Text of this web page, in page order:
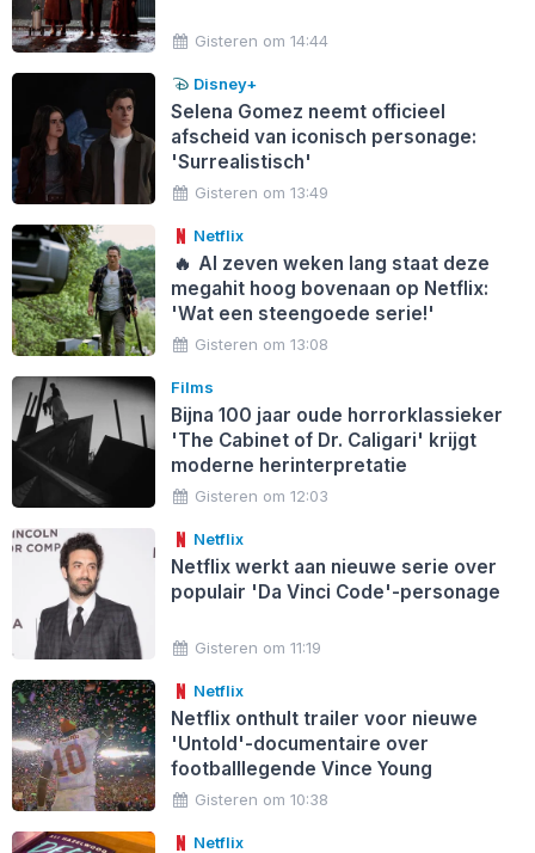
Gisteren om 14:44
Disney+
Selena Gomez neemt officieel
afscheid van iconisch personage:
'Surrealistisch'
Gisteren om 13:49
Netflix
🔥 Al zeven weken lang staat deze
megahit hoog bovenaan op Netflix:
'Wat een steengoede serie!'
Gisteren om 13:08
Films
Bijna 100 jaar oude horrorklassieker
'The Cabinet of Dr. Caligari' krijgt
moderne herinterpretatie
Gisteren om 12:03
Netflix
Netflix werkt aan nieuwe serie over
populair 'Da Vinci Code'-personage
Gisteren om 11:19
Netflix
Netflix onthult trailer voor nieuwe
'Untold'-documentaire over
footballlegende Vince Young
Gisteren om 10:38
Netflix